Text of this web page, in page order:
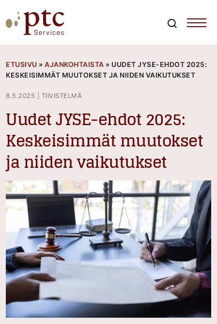
to
content
ETUSIVU » AJANKOHTAISTA » UUDET JYSE-EHDOT 2025:
KESKEISIMMÄT MUUTOKSET JA NIIDEN VAIKUTUKSET
8.5.2025 TIIVISTELMÄ
Uudet JYSE-ehdot 2025:
Keskeisimmät muutokset
ja niiden vaikutukset